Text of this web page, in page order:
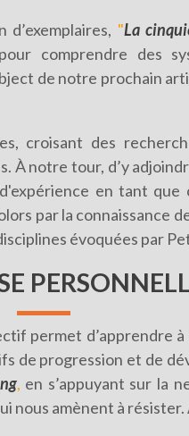
"La
comprendre des
de notre prochain
croisant des
notre tour, d’y
en tant que
par la connaissance
évoquées par
permet d’apprendre
de progression et de
, en s’appuyant sur la
nous amènent à